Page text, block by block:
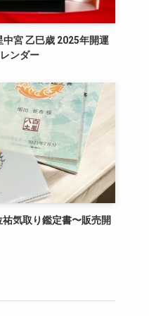
中宮 乙巳歳 2025年開運
ンダー
気取り鑑定書〜販売開